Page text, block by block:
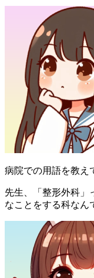
病院での用語を教え
先生、「整形外科」
なことをする科なん